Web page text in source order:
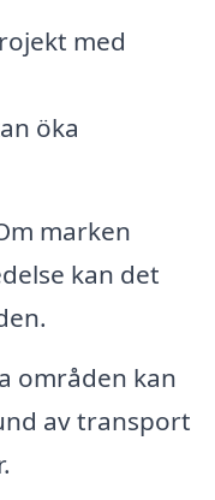
med
öka
marken
kan det
områden kan
av transport